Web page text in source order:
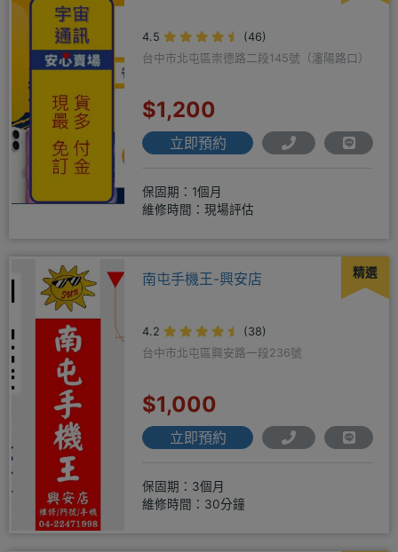
4.5
(46)
台中市北屯區崇德路二段145號（瀋陽路口）
$1,200
立即預約
保固期：1個月
維修時間：現場評估
精選
南屯手機王-興安店
4.2
(38)
台中市北屯區興安路一段236號
$1,000
立即預約
保固期：3個月
維修時間：30分鐘